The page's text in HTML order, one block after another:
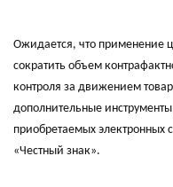
Ожидается, что применение
сократить объем
контроля за движением
дополнительные
приобретаемых электронных
«Честный знак».